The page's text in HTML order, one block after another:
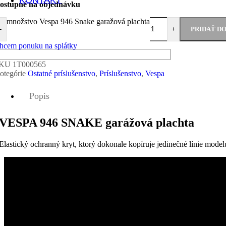
na objednávku
množstvo Vespa 946 Snake garažová plachta
+ PRIDAŤ
ponuku na splátky
1T000565
Ostatné príslušenstvo, Príslušenstvo, Vespa
Popis
946 SNAKE garážová plachta
ochranný kryt, ktorý dokonale kopíruje jedinečné línie